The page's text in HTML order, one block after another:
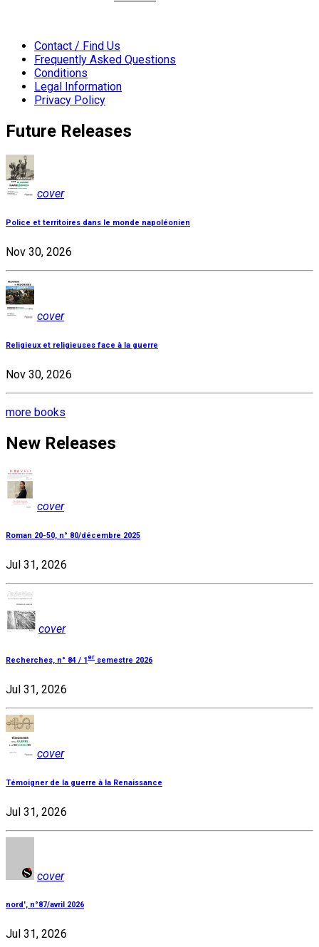
Contact / Find Us
Frequently Asked Questions
Conditions
Legal Information
Privacy Policy
Future Releases
cover
Police et territoires dans le monde napoléonien
Nov 30, 2026
cover
Religieux et religieuses face à la guerre
Nov 30, 2026
more books
New Releases
cover
Roman 20-50, n° 80/décembre 2025
Jul 31, 2026
cover
Recherches, n° 84 / 1er semestre 2026
Jul 31, 2026
cover
Témoigner de la guerre à la Renaissance
Jul 31, 2026
cover
nord', n°87/avril 2026
Jul 31, 2026